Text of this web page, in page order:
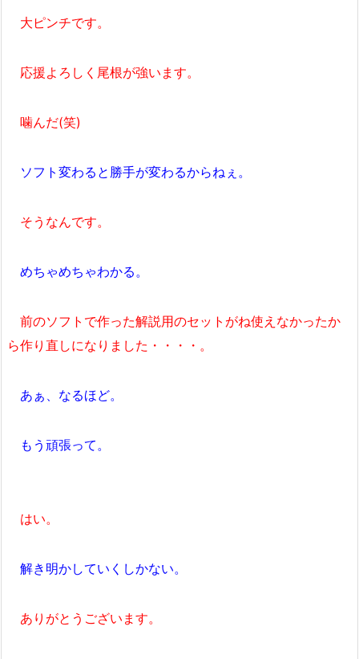
大ピンチです。
応援よろしく尾根が強います。
噛んだ(笑)
ソフト変わると勝手が変わるからねぇ。
そうなんです。
めちゃめちゃわかる。
前のソフトで作った解説用のセットがね使えなかったか
ら作り直しになりました・・・・。
あぁ、なるほど。
もう頑張って。
はい。
解き明かしていくしかない。
ありがとうございます。